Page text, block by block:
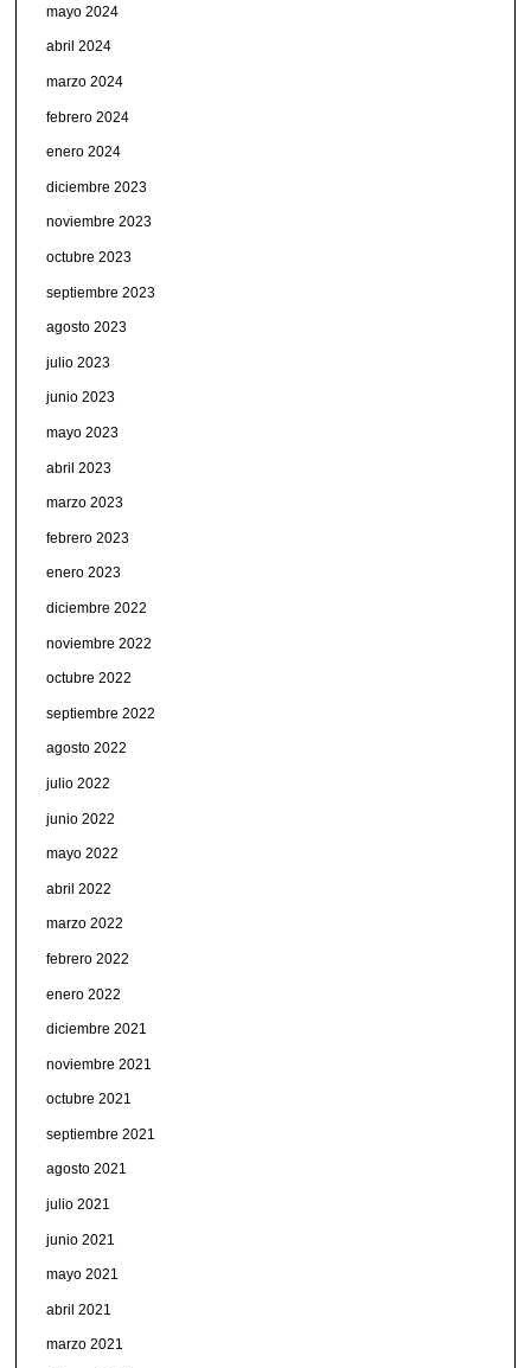
mayo 2024
abril 2024
marzo 2024
febrero 2024
enero 2024
diciembre 2023
noviembre 2023
octubre 2023
septiembre 2023
agosto 2023
julio 2023
junio 2023
mayo 2023
abril 2023
marzo 2023
febrero 2023
enero 2023
diciembre 2022
noviembre 2022
octubre 2022
septiembre 2022
agosto 2022
julio 2022
junio 2022
mayo 2022
abril 2022
marzo 2022
febrero 2022
enero 2022
diciembre 2021
noviembre 2021
octubre 2021
septiembre 2021
agosto 2021
julio 2021
junio 2021
mayo 2021
abril 2021
marzo 2021